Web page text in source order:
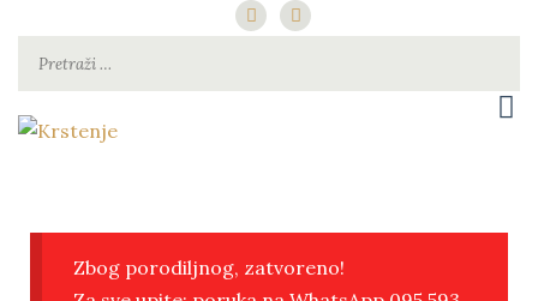
Zbog porodiljnog, zatvoreno!